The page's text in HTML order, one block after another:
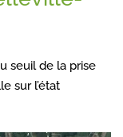
seuil de la prise
sur l’état